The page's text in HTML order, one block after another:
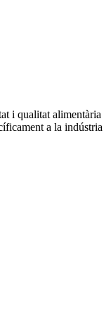
i qualitat alimentària
a la indústria